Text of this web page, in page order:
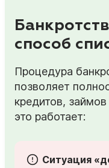
способ
Процедура
позволяет
кредитов,
это работает:
Ситуация